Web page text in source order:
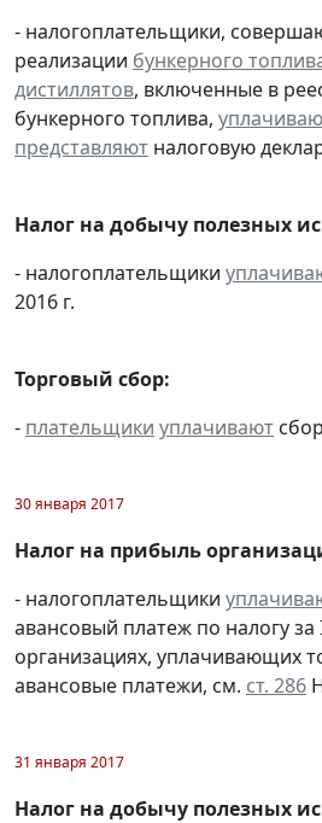
- налогоплательщики,
реализации бункерного
дистиллятов, включенные в
бункерного топлива,
представляют налоговую
Налог на добычу полезных
- налогоплательщики
2016 г.
Торговый сбор:
- плательщики уплачивают
30 января 2017
Налог на прибыль
- налогоплательщики
авансовый платеж по налогу за
организациях, уплачивающих
авансовые платежи, см. ст. 286
31 января 2017
Налог на добычу полезных